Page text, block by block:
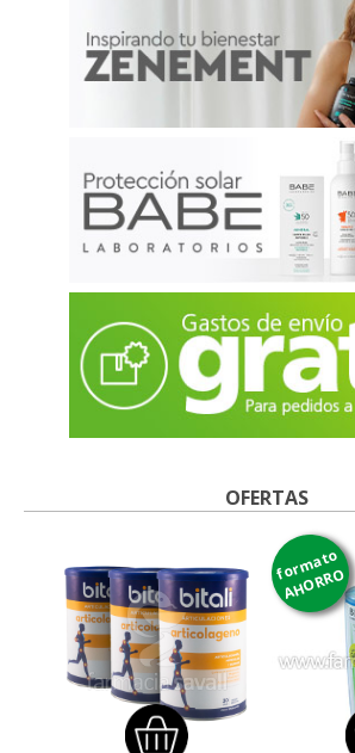
OFERTAS
formato
AHORRO